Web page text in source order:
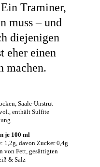
Traminer,
muss – und
diejenigen
eher einen
machen.
Saale-Unstrut
enthält Sulfite
je 100 ml
1,2g, davon Zucker 0,4g
von Fett, gesättigten
& Salz